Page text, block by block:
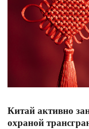
Китай активно
охраной